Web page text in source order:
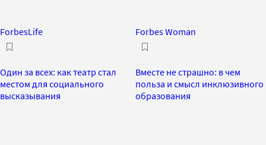
ForbesLife
Один за всех: как театр стал
местом для социального
высказывания
Forbes Woman
Вместе не страшно: в чем
польза и смысл инклюзивного
образования